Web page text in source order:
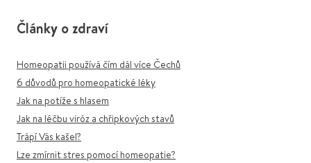
Články o zdraví
Homeopatii používá čím dál více Čechů
6 důvodů pro homeopatické léky
Jak na potíže s hlasem
Jak na léčbu viróz a chřipkových stavů
Trápí Vás kašel?
Lze zmírnit stres pomocí homeopatie?